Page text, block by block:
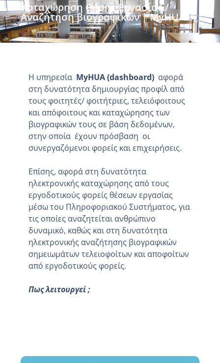
Καταχώρηση Θέσης Εργασίας /
Αναζήτηση βιογραφικών | MyHUA
H υπηρεσία MyHUA(dashboard) αφορά
στη δυνατότητα δημιουργίας προφίλ από
τους φοιτητές/ φοιτήτριες, τελειόφοιτους
και απόφοιτους και καταχώρησης των
βιογραφικών τους σε βάση δεδομένων,
στην οποία έχουν πρόσβαση οι
συνεργαζόμενοι φορείς και επιχειρήσεις.
Επίσης, αφορά στη δυνατότητα
ηλεκτρονικής καταχώρησης από τους
εργοδοτικούς φορείς θέσεων εργασίας
μέσω του Πληροφοριακού Συστήματος, για
τις οποίες αναζητείται ανθρώπινο
δυναμικό, καθώς και στη δυνατότητα
ηλεκτρονικής αναζήτησης βιογραφικών
σημειωμάτων τελειοφοίτων και αποφοίτων
από εργοδοτικούς φορείς.
Πως λειτουργεί ;